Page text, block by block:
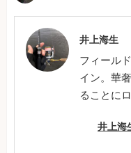
井上海生
フィール
イン。華
ることに
井上海